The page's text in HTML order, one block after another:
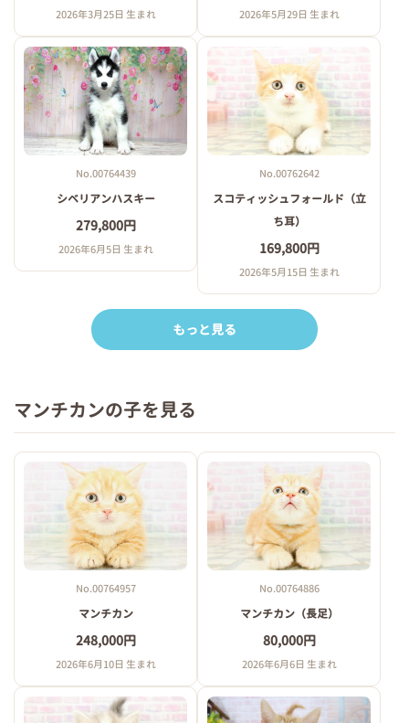
2026年3月25日 生まれ 2026年5月29日 生まれ
No.00764439
シベリアンハスキー
279,800円
2026年6月5日 生まれ
No.00762642
スコティッシュフォールド（立
ち耳）
169,800円
2026年5月15日 生まれ
もっと見る
マンチカンの子を見る
No.00764957
マンチカン
248,000円
2026年6月10日 生まれ
No.00764886
マンチカン（長足）
80,000円
2026年6月6日 生まれ